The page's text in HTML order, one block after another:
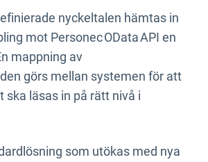
nyckeltalen hämtas in
mot Personec OData API en
mappning av
görs mellan systemen för att
läsas in på rätt nivå i
som utökas med nya